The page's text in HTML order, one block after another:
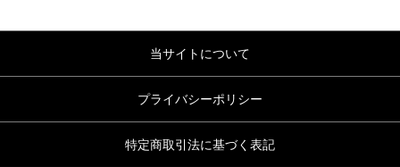
当サイトについて
プライバシーポリシー
特定商取引法に基づく表記